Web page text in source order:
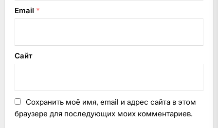
Email *
Сайт
Сохранить моё имя, email и адрес сайта в этом
браузере для последующих моих комментариев.